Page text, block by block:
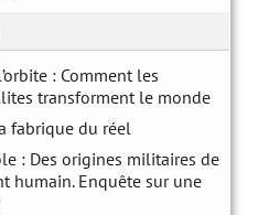
: Comment les
transforment le monde
fabrique du réel
: Des origines militaires de
humain. Enquête sur une